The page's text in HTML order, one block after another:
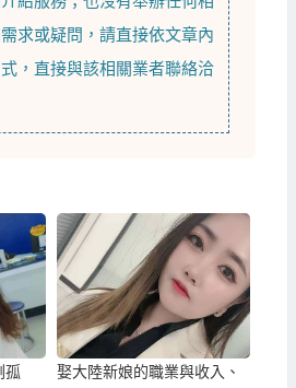
求或疑問，請直接依文章內
，直接與該相關業者聯絡洽
孤
娶大陸新娘的職業與收入、